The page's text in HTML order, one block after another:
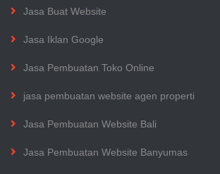
Jasa Buat Website
Jasa Iklan Google
Jasa Pembuatan Toko Online
jasa pembuatan website agen properti
Jasa Pembuatan Website Bali
Jasa Pembuatan Website Banyumas